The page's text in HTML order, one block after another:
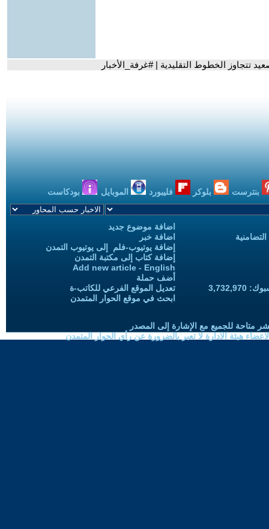
تتجاوز الخطوط التقليدية | #غرفة_الأخبار
بنترست بلوكر فليبورد الموبايل بودكاست
اضافة موضوع جديد
اضافة خبر
إضافة يوتيوب-فلم إلى يوتيوب التمدن
إضافة كتاب إلى مكتبة التمدن
Add new article - English
أضف حملة
تعديل الموقع الفرعي للكاتب-ة
ابحث في موقع الحوار المتمدن
متاحة للجميع مع الإشارة إلى المصدر
هيئة الادارة لا تعبر بالضرورة عن رأي الحوار المتمدن